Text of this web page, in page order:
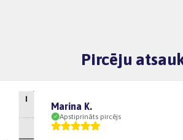
Pircēju
Marina K.
Apstiprināts pircējs